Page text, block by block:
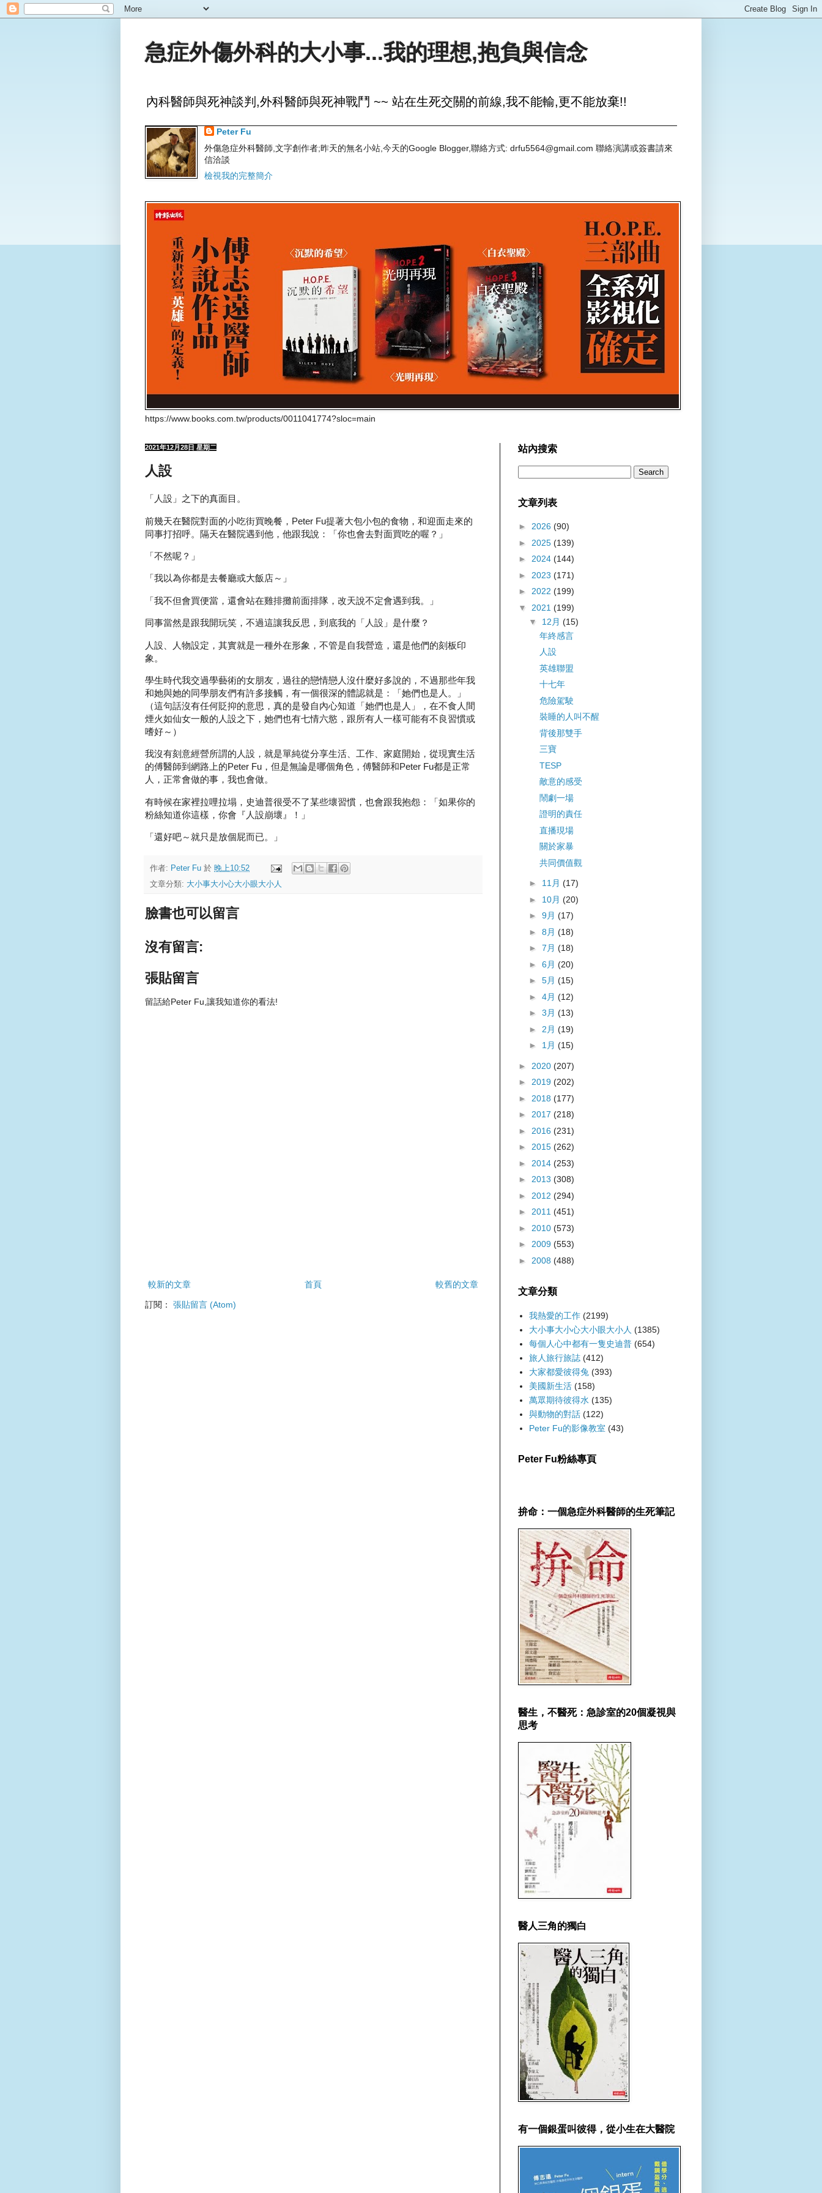
急症外傷外科的大小事...我的理想,抱負與信念
內科醫師與死神談判,外科醫師與死神戰鬥 ~~ 站在生死交關的前線,我不能輸,更不能放棄!!
Peter Fu
外傷急症外科醫師,文字創作者;昨天的無名小站,今天的Google Blogger,聯絡方式: drfu5564@gmail.com 聯絡演講或簽書請來
信洽談
檢視我的完整簡介
https://www.books.com.tw/products/0011041774?sloc=main
2021年12月28日 星期二
人設
「人設」之下的真面目。
前幾天在醫院對面的小吃街買晚餐，Peter Fu提著大包小包的食物，和迎面走來的
同事打招呼。隔天在醫院遇到他，他跟我說：「你也會去對面買吃的喔？」
「不然呢？」
「我以為你都是去餐廳或大飯店～」
「我不但會買便當，還會站在雞排攤前面排隊，改天說不定會遇到我。」
同事當然是跟我開玩笑，不過這讓我反思，到底我的「人設」是什麼？
人設、人物設定，其實就是一種外在形象，不管是自我營造，還是他們的刻板印
象。
學生時代我交過學藝術的女朋友，過往的戀情戀人沒什麼好多說的，不過那些年我
和她與她的同學朋友們有許多接觸，有一個很深的體認就是：「她們也是人。」
（這句話沒有任何貶抑的意思，真的是發自內心知道「她們也是人」，在不食人間
煙火如仙女一般的人設之下，她們也有七情六慾，跟所有人一樣可能有不良習慣或
嗜好～）
我沒有刻意經營所謂的人設，就是單純從分享生活、工作、家庭開始，從現實生活
的傅醫師到網路上的Peter Fu，但是無論是哪個角色，傅醫師和Peter Fu都是正常
人，正常會做的事，我也會做。
有時候在家裡拉哩拉塌，史迪普很受不了某些壞習慣，也會跟我抱怨：「如果你的
粉絲知道你這樣，你會『人設崩壞』！」
「還好吧～就只是放個屁而已。」
作者: Peter Fu 於 晚上10:52
文章分類: 大小事大小心大小眼大小人
臉書也可以留言
沒有留言:
張貼留言
留話給Peter Fu,讓我知道你的看法!
較新的文章 較舊的文章
首頁
訂閱： 張貼留言 (Atom)
站內搜索
文章列表
► 2026 (90)
► 2025 (139)
► 2024 (144)
► 2023 (171)
► 2022 (199)
▼ 2021 (199)
▼ 12月 (15)
年終感言
人設
英雄聯盟
十七年
危險駕駛
裝睡的人叫不醒
背後那雙手
三寶
TESP
敵意的感受
鬧劇一場
證明的責任
直播現場
關於家暴
共同價值觀
► 11月 (17)
► 10月 (20)
► 9月 (17)
► 8月 (18)
► 7月 (18)
► 6月 (20)
► 5月 (15)
► 4月 (12)
► 3月 (13)
► 2月 (19)
► 1月 (15)
► 2020 (207)
► 2019 (202)
► 2018 (177)
► 2017 (218)
► 2016 (231)
► 2015 (262)
► 2014 (253)
► 2013 (308)
► 2012 (294)
► 2011 (451)
► 2010 (573)
► 2009 (553)
► 2008 (488)
文章分類
我熱愛的工作 (2199)
大小事大小心大小眼大小人 (1385)
每個人心中都有一隻史迪普 (654)
旅人旅行旅誌 (412)
大家都愛彼得兔 (393)
美國新生活 (158)
萬眾期待彼得水 (135)
與動物的對話 (122)
Peter Fu的影像教室 (43)
Peter Fu粉絲專頁
拚命：一個急症外科醫師的生死筆記
醫生，不醫死：急診室的20個凝視與
思考
醫人三角的獨白
有一個銀蛋叫彼得，從小生在大醫院